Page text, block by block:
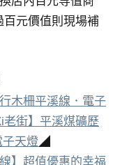
百元價值則現場補
木柵平溪線．電子
老街】平溪煤礦歷
子天燈◢
】超值優惠的幸福